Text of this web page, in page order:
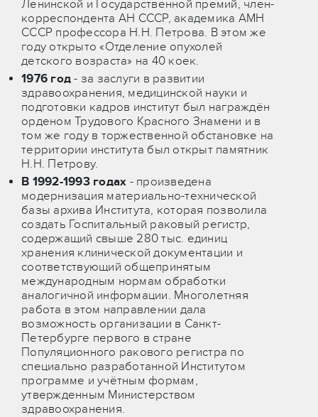
Ленинской и Государственной премий, член-
корреспондента АН СССР, академика АМН
СССР профессора Н.Н. Петрова. В этом же
году открыто «Отделение опухолей
детского возраста» на 40 коек.
1976 год - за заслуги в развитии
здравоохранения, медицинской науки и
подготовки кадров институт был награждён
орденом Трудового Красного Знамени и в
том же году в торжественной обстановке на
территории института был открыт памятник
Н.Н. Петрову.
В 1992-1993 годах - произведена
модернизация материально-технической
базы архива Института, которая позволила
создать Госпитальный раковый регистр,
содержащий свыше 280 тыс. единиц
хранения клинической документации и
соответствующий общепринятым
международным нормам обработки
аналогичной информации. Многолетняя
работа в этом направлении дала
возможность организации в Санкт-
Петербурге первого в стране
Популяционного ракового регистра по
специально разработанной Институтом
программе и учётным формам,
утвержденным Министерством
здравоохранения.